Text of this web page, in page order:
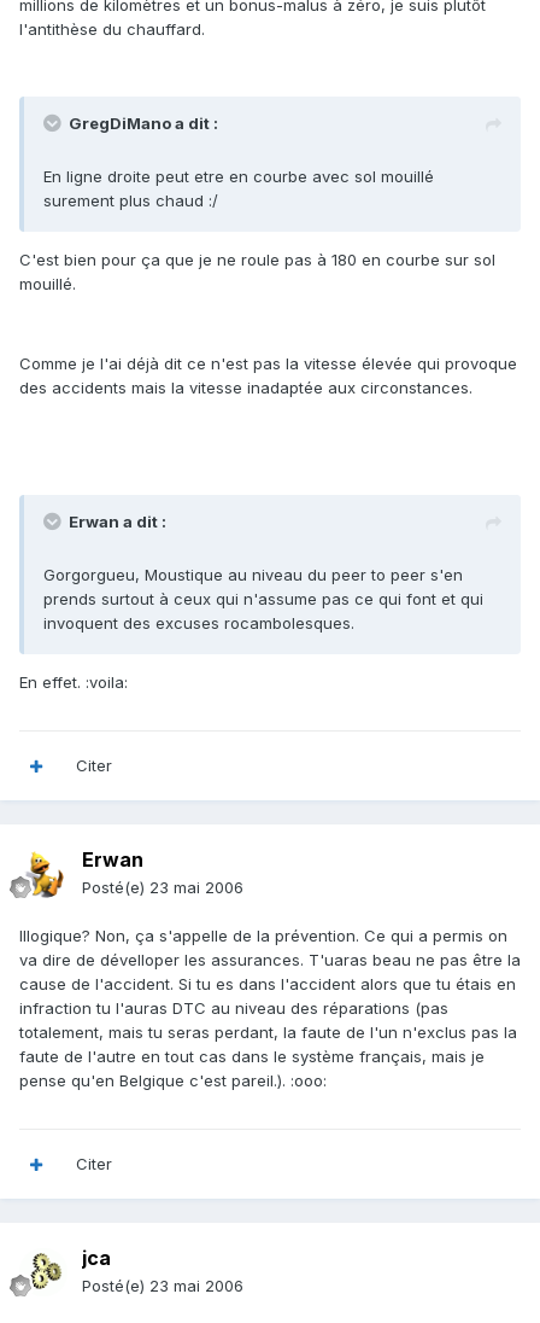
millions de kilomètres et un bonus-malus à zéro, je suis plutôt
l'antithèse du chauffard.
GregDiMano a dit :
En ligne droite peut etre en courbe avec sol mouillé
surement plus chaud :/
C'est bien pour ça que je ne roule pas à 180 en courbe sur sol
mouillé.
Comme je l'ai déjà dit ce n'est pas la vitesse élevée qui provoque
des accidents mais la vitesse inadaptée aux circonstances.
Erwan a dit :
Gorgorgueu, Moustique au niveau du peer to peer s'en
prends surtout à ceux qui n'assume pas ce qui font et qui
invoquent des excuses rocambolesques.
En effet. :voila:
Citer
Erwan
Posté(e) 23 mai 2006
Illogique? Non, ça s'appelle de la prévention. Ce qui a permis on
va dire de dévelloper les assurances. T'uaras beau ne pas être la
cause de l'accident. Si tu es dans l'accident alors que tu étais en
infraction tu l'auras DTC au niveau des réparations (pas
totalement, mais tu seras perdant, la faute de l'un n'exclus pas la
faute de l'autre en tout cas dans le système français, mais je
pense qu'en Belgique c'est pareil.). :ooo:
Citer
jca
Posté(e) 23 mai 2006